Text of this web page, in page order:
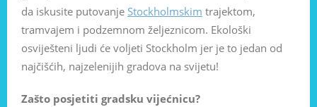
da iskusite putovanje Stockholmskim trajektom,
tramvajem i podzemnom željeznicom. Ekološki
osviješteni ljudi će voljeti Stockholm jer je to jedan od
najčišćih, najzelenijih gradova na svijetu!
Zašto posjetiti gradsku vijećnicu?